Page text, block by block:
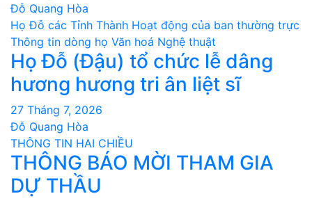
Đỗ Quang Hòa
Họ Đỗ các Tỉnh Thành Hoạt động của ban thường trực
Thông tin dòng họ Văn hoá Nghệ thuật
Họ Đỗ (Đậu) tổ chức lễ dâng
hương hương tri ân liệt sĩ
27 Tháng 7, 2026
Đỗ Quang Hòa
THÔNG TIN HAI CHIỀU
THÔNG BÁO MỜI THAM GIA
DỰ THẦU